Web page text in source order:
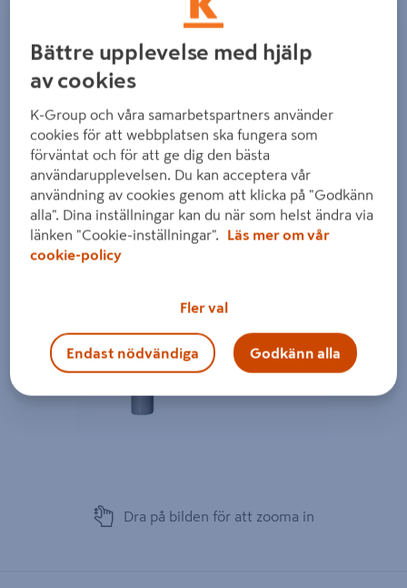
VATTENLÅS UNDERDEL KOMPLETT
Detaljerad beskrivning finns i produktbeskrivningsområdet
Dra på bilden för att zooma in
Bättre upplevelse med hjälp
av cookies
K-Group och våra samarbetspartners använder
cookies för att webbplatsen ska fungera som
förväntat och för att ge dig den bästa
användarupplevelsen. Du kan acceptera vår
användning av cookies genom att klicka på "Godkänn
alla". Dina inställningar kan du när som helst ändra via
länken "Cookie-inställningar".
Läs mer om vår
cookie-policy
Fler val
Endast nödvändiga Godkänn alla